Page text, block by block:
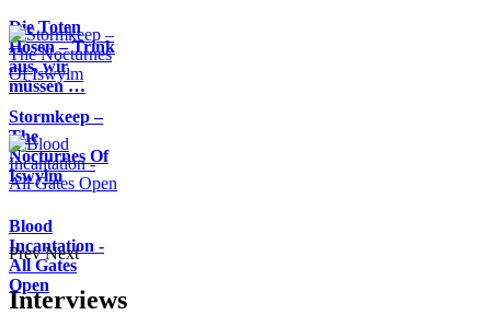
Die Toten
Hosen – Trink
aus, wir
müssen …
Stormkeep –
The
Nocturnes Of
Iswylm
Blood
Incantation -
All Gates
Open
Prev Next
Interviews